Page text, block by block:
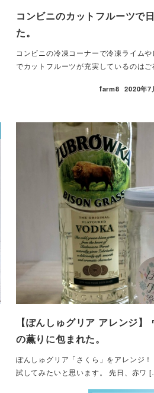
コンビニのカットフルーツで
た。
コンビニの冷凍コーナーで冷凍ライム
でカットフルーツが充実しているのは
farm8 2020年7
【ぽんしゅグリア アレンジ
の薫りに包まれた。
ぽんしゅグリア「さくら」をアレンジ
試してみたいと思います。 先日、赤ワ